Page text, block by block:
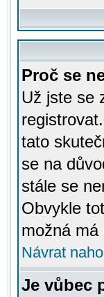
Proč se
Už jste se
tato
se na
stále se
Obvykle
možná má
Návrat
Je vůbec